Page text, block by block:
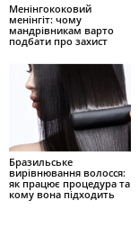
Менінгококовий
менінгіт: чому
мандрівникам варто
подбати про захист
Бразильське
вирівнювання волосся:
як працює процедура та
кому вона підходить